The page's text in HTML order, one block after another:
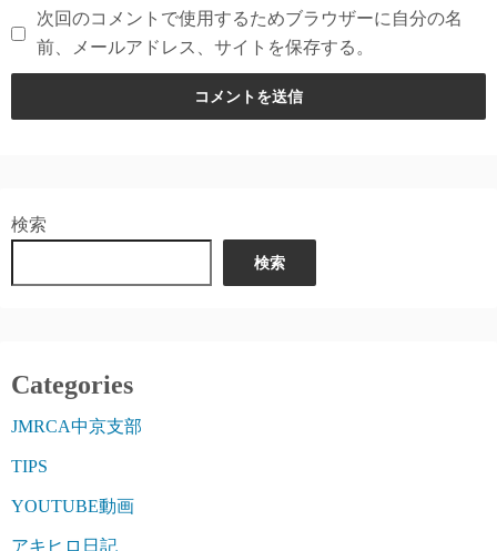
次回のコメントで使用するためブラウザーに自分の名
前、メールアドレス、サイトを保存する。
検索
検索
Categories
JMRCA中京支部
TIPS
YOUTUBE動画
アキヒロ日記